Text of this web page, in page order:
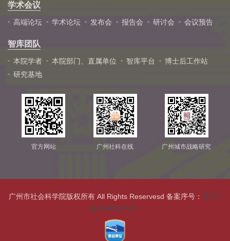
学术会议
高端论坛 学术论坛 发布会 报告会 研讨会 会议预告
智库团队
本院学者 本院部门、直属单位 智库平台
博士后工作站
研究基地
官方网站 广州社科在线 广州城市战略研究
广州市社会科学院版权所有 All Rights Reservesd 备案序号： 粤ICP
备05087679号